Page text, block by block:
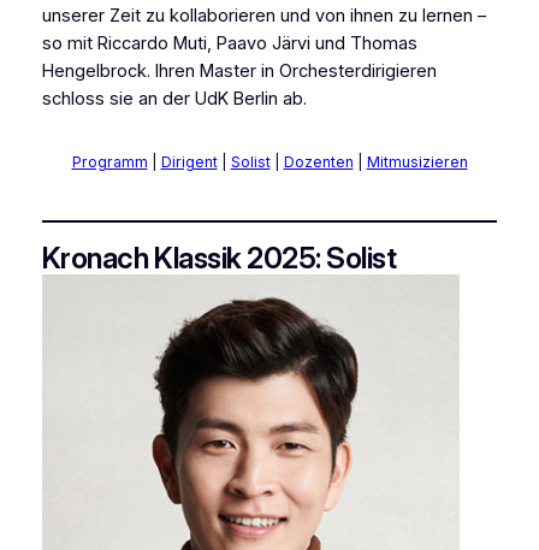
unserer Zeit zu kollaborieren und von ihnen zu lernen –
so mit Riccardo Muti, Paavo Järvi und Thomas
Hengelbrock. Ihren Master in Orchesterdirigieren
schloss sie an der UdK Berlin ab.
Programm Dirigent| Solist| Dozenten Mitmusizieren
Kronach Klassik 2025: Solist